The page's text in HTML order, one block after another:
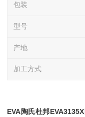
包装
型号
产地
加工方式
EVA陶氏杜邦EVA3135X